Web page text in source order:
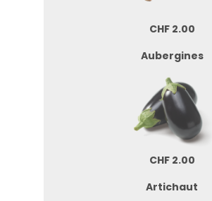
CHF2.00
Aubergines
CHF2.00
Artichaut